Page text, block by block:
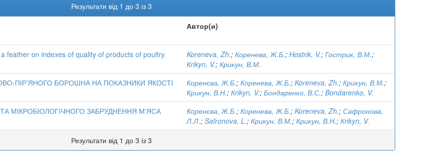
Результати від 1 до 3 із 3
Автор(и)
feather on indexes of quality of products of poultry
Koreneva, Zh.; Коренева, Ж.Б.; Hostrik, V.; Гострик, В.М.;
Кrikyn, V.; Крикун, В.М.
ПІР’ЯНОГО БОРОШНА НА ПОКАЗНИКИ ЯКОСТІ
Коренєва, Ж.Б.; Коренева, Ж.Б.; Koreneva, Zh.; Крикун, В.М.;
Крикун, В.Н.; Кrikyn, V.; Бондаренко, В.С.; Bondarenko, V.
МІКРОБІОЛОГІЧНОГО ЗАБРУДНЕННЯ М'ЯСА
Коренєва, Ж.Б.; Коренева, Ж.Б.; Koreneva, Zh.; Сафронова,
Л.Л.; Safronova, L.; Крикун, В.М.; Крикун, В.Н.; Кrikyn, V.
Результати від 1 до 3 із 3